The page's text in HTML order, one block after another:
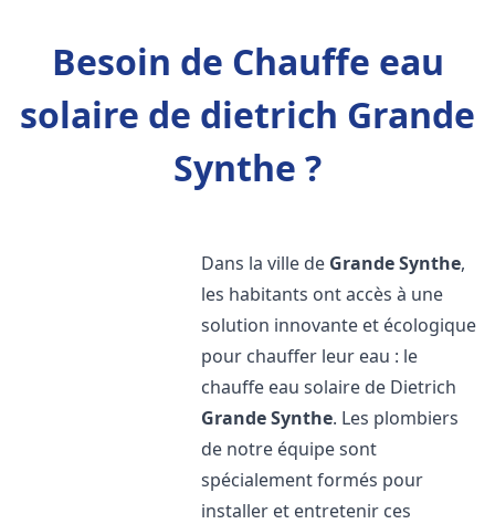
Besoin de Chauffe eau
solaire de dietrich Grande
Synthe ?
Dans la ville de Grande Synthe,
les habitants ont accès à une
solution innovante et écologique
pour chauffer leur eau : le
chauffe eau solaire de Dietrich
Grande Synthe. Les plombiers
de notre équipe sont
spécialement formés pour
installer et entretenir ces